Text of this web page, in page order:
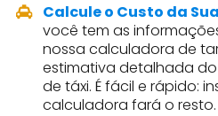
Calcule o Custo da
você tem as
nossa calculadora de
estimativa detalhada
de táxi. É fácil e rápido:
calculadora fará o resto.